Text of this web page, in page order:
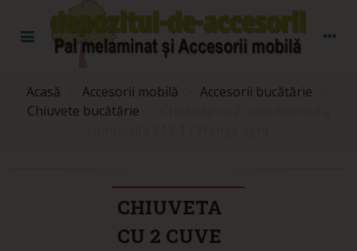
Acasă Accesorii mobilă Accesorii bucătărie
Chiuvete bucătărie
CHIUVETA
CU 2 CUVE